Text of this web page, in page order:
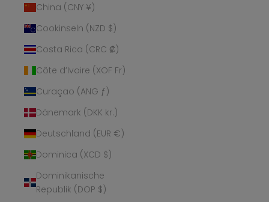
China (CNY ¥)
Cookinseln (NZD $)
Costa Rica (CRC ₡)
Côte d’Ivoire (XOF Fr)
Curaçao (ANG ƒ)
Dänemark (DKK kr.)
Deutschland (EUR €)
Dominica (XCD $)
Dominikanische
Republik (DOP $)